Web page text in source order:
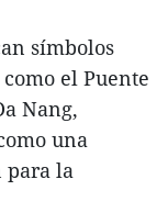
símbolos
el Puente
Nang,
una
para la